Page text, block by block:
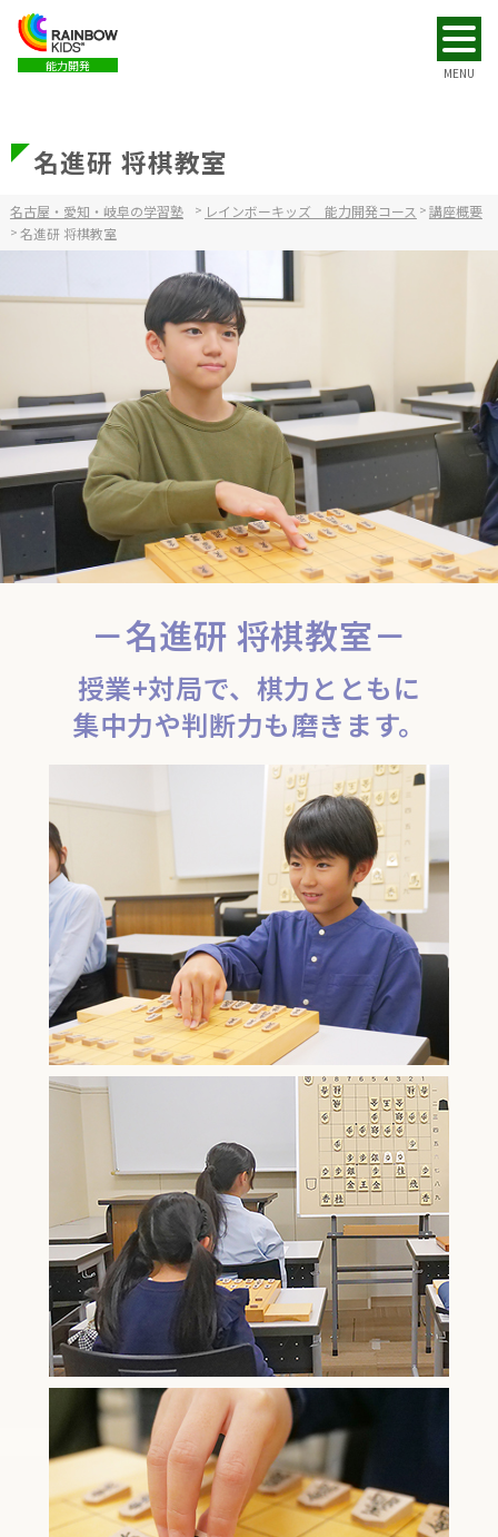
能力開発 MENU
名進研 将棋教室
名古屋・愛知・岐阜の学習塾 > レインボーキッズ 能力開発コース > 講座概要
> 名進研 将棋教室
－名進研 将棋教室－
授業+対局で、棋力とともに
集中力や判断力も磨きます。